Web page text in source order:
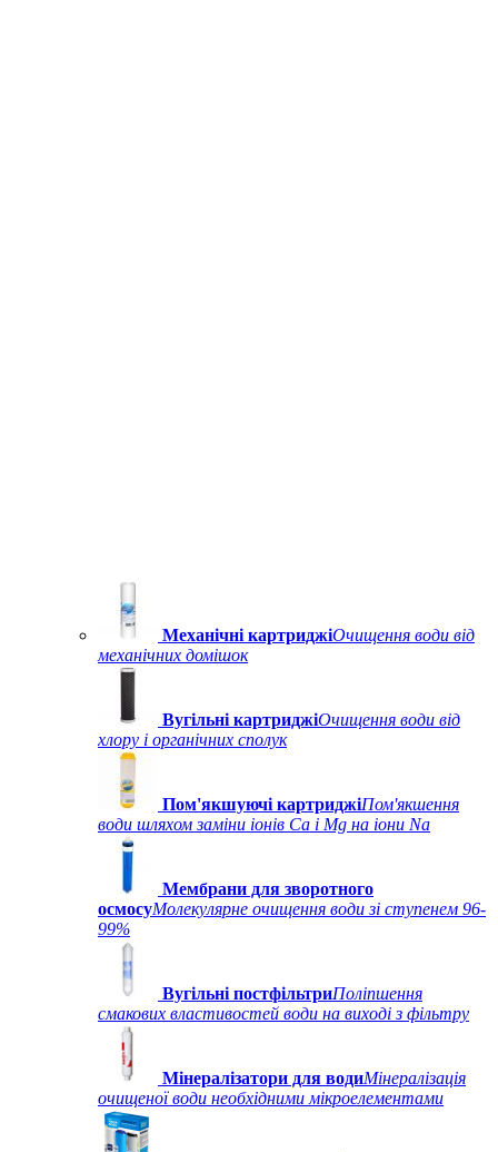
Механічні картриджіОчищення води від
механічних домішок
Вугільні картриджіОчищення води від
хлору і органічних сполук
Пом'якшуючі картриджіПом'якшення
води шляхом заміни іонів Ca і Mg на іони Na
Мембрани для зворотного
осмосуМолекулярне очищення води зі ступенем 96-
99%
Вугільні постфільтриПоліпшення
смакових властивостей води на виході з фільтру
Мінералізатори для водиМінералізація
очищеної води необхідними мікроелементами